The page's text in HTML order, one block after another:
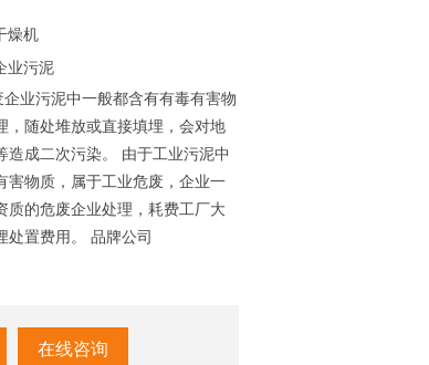
燥机
业污泥
企业污泥中一般都含有有毒有害物
，随处堆放或直接填埋，会对地
造成二次污染。 由于工业污泥中
害物质，属于工业危废，企业一
质的危废企业处理，耗费工厂大
处置费用。 品牌公司
在线咨询